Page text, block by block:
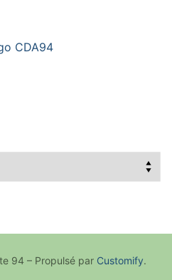
94 – Propulsé par Customify.